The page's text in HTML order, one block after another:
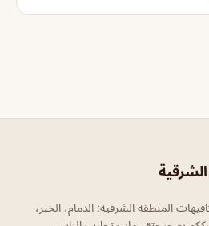
المنطقة الشرقية: الدمام، الخبر،